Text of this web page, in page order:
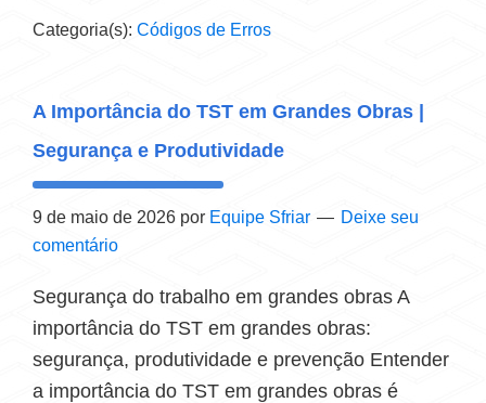
Categoria(s): Códigos de Erros
A Importância do TST em Grandes Obras |
Segurança e Produtividade
9 de maio de 2026 por Equipe Sfriar
Deixe seu
comentário
Segurança do trabalho em grandes obras A
importância do TST em grandes obras:
segurança, produtividade e prevenção Entender
a importância do TST em grandes obras é